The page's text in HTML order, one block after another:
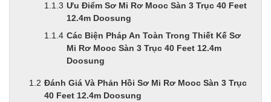
Ưu Điểm Sơ Mi Rơ Mooc Sàn 3 Trục 40 Feet
12.4m Doosung
Các Biện Pháp An Toàn Trong Thiết Kế Sơ
Mi Rơ Mooc Sàn 3 Trục 40 Feet 12.4m
Doosung
Đánh Giá Và Phản Hồi Sơ Mi Rơ Mooc Sàn 3 Trục
40 Feet 12.4m Doosung